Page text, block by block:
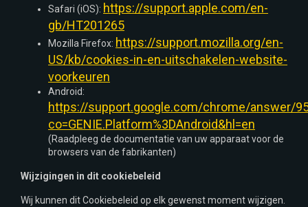
Safari (iOS): https://support.apple.com/en-
gb/HT201265
Mozilla Firefox: https://support.mozilla.org/en-
US/kb/cookies-in-en-uitschakelen-website-
voorkeuren
Android:
https://support.google.com/chrome/answer/
co=GENIE.Platform%3DAndroid&hl=en
(Raadpleeg de documentatie van uw apparaat voor de
browsers van de fabrikanten)
Wijzigingen in dit cookiebeleid
Wij kunnen dit Cookiebeleid op elk gewenst moment wijzigen.